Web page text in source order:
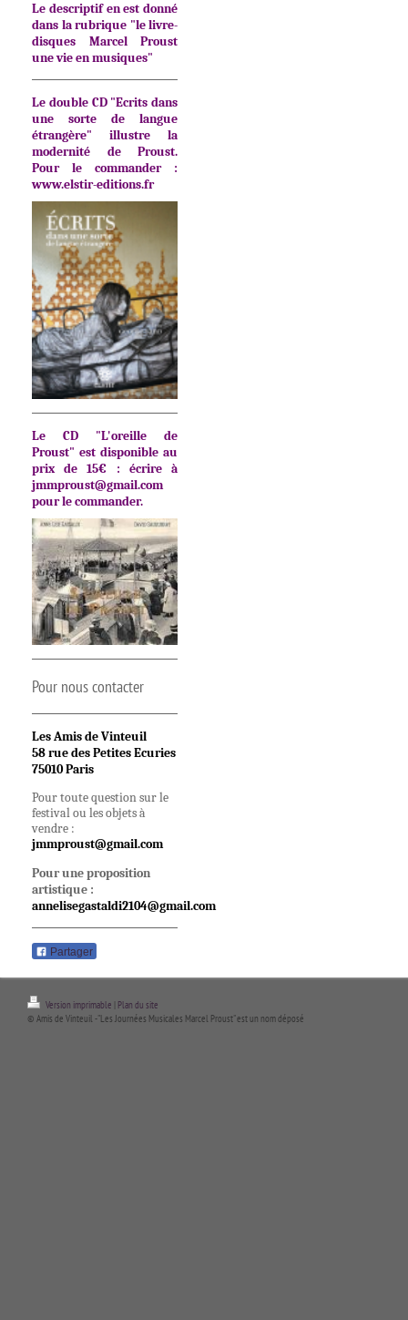
Le descriptif en est donné
dans la rubrique "le livre-
disques Marcel Proust
une vie en musiques"
Le double CD "Ecrits dans
une sorte de langue
étrangère" illustre la
modernité de Proust.
Pour le commander :
www.elstir-editions.fr
Le CD "L'oreille de
Proust" est disponible au
prix de 15€ : écrire à
jmmproust@gmail.com
pour le commander.
Pour nous contacter
Les Amis de Vinteuil
58 rue des Petites Ecuries
75010 Paris
Pour toute question sur le
festival ou les objets à
jmmproust@gmail.com
Pour une proposition
artistique :
annelisegastaldi2104@gmail.com
Partager
Version imprimable Plan du site
© Amis de Vinteuil - "Les Journées Musicales Marcel Proust" est un nom déposé